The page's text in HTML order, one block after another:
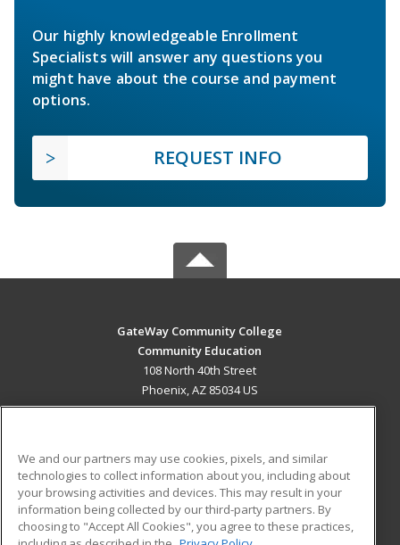
Our highly knowledgeable Enrollment
Specialists will answer any questions you
might have about the course and payment
options.
REQUEST INFO
GateWay Community College
Community Education
108 North 40th Street
Phoenix, AZ 85034 US
ADDITIONAL RESOURCES
Military
Financial Assistance
Student Blog
We and our partners may use cookies, pixels, and similar
technologies to collect information about you, including about
your browsing activities and devices. This may result in your
information being collected by our third-party partners. By
choosing to "Accept All Cookies", you agree to these practices,